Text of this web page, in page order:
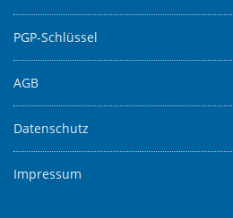
PGP-Schlüssel
AGB
Datenschutz
Impressum